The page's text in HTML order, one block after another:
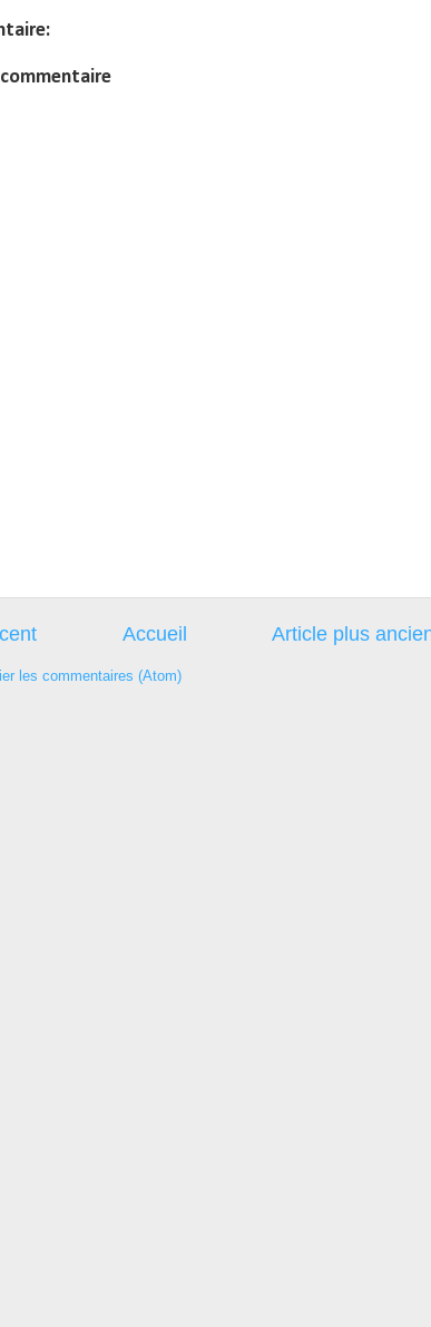
Article plus
Accueil
les commentaires (Atom)